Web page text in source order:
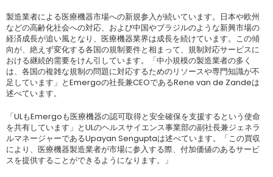
製造業者による医療機器市場への新規参入が続いています。日本や欧州
などの高齢化社会への対応、および中国やブラジルのような新興市場の
経済成長が追い風となり、医療機器業界は成長を続けています。この傾
向が、絶えず変化する各国の規制要件と相まって、規制対応サービスに
おける継続的需要をけん引しています。「中小規模の製造業者の多く
は、各国の複雑な規制の問題に対応するためのリソースや専門知識が不
足しています」とEmergoの社長兼CEOであるRene van de Zandeは
述べています。
「ULもEmergoも医療機器の認可取得と安全確保を支援するという使命
を共有しています」とULのヘルスサイエンス事業部の副社長兼ジェネラ
ルマネージャーであるUpayan Senguptaは述べています。「この買収
により、医療機器製造業者が市場に参入する際、付加価値のあるサービ
スを提供することができるようになります。」